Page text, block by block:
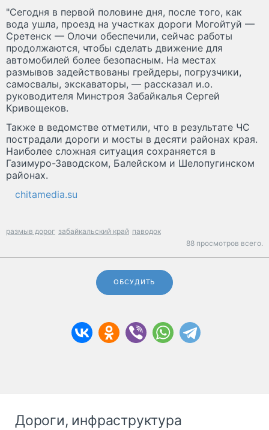
"Сегодня в первой половине дня, после того, как
вода ушла, проезд на участках дороги Могойтуй —
Сретенск — Олочи обеспечили, сейчас работы
продолжаются, чтобы сделать движение для
автомобилей более безопасным. На местах
размывов задействованы грейдеры, погрузчики,
самосвалы, экскаваторы, — рассказал и.о.
руководителя Минстроя Забайкалья Сергей
Кривощеков.
Также в ведомстве отметили, что в результате ЧС
пострадали дороги и мосты в десяти районах края.
Наиболее сложная ситуация сохраняется в
Газимуро-Заводском, Балейском и Шелопугинском
районах.
chitamedia.su
размыв дорог забайкальский край паводок
88 просмотров всего.
ОБСУДИТЬ
Дороги, инфраструктура